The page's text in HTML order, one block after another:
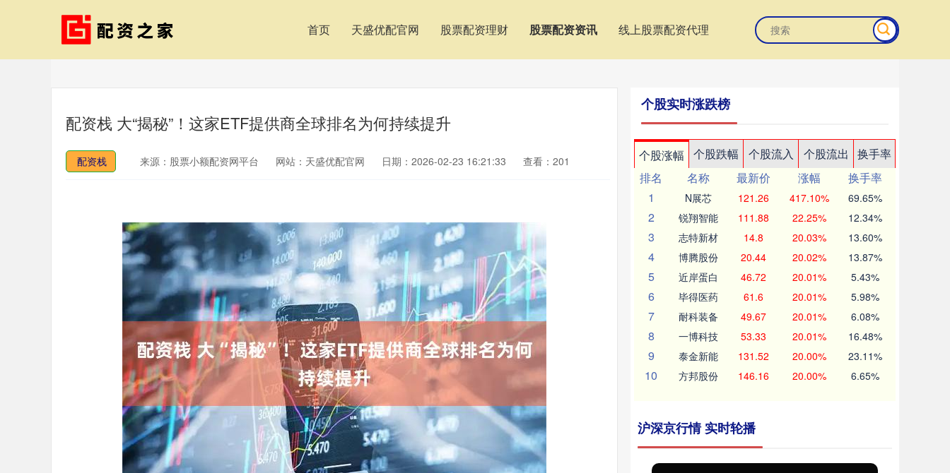
首页 天盛优配官网 股票配资理财 股票配资资讯 线上股票配资代理
配资栈 大“揭秘”！这家ETF提供商全球排名为何持续提升
配资栈 来源：股票小额配资网平台 网站：天盛优配官网 日期：2026-02-23 16:21:33 查看：201
个股实时涨跌榜
个股涨幅 个股跌幅 个股流入 个股流出
换手率
排名
名称 最新价 涨幅
换手率
1
N展芯 121.26 417.10% 69.65%
2 锐翔智能 111.88 22.25% 12.34%
3 志特新材 14.8 20.03% 13.60%
4 博腾股份 20.44 20.02% 13.87%
5 近岸蛋白 46.72 20.01% 5.43%
6 毕得医药 61.6 20.01% 5.98%
7 耐科装备 49.67 20.01% 6.08%
8 一博科技 53.33 20.01% 16.48%
9 泰金新能 131.52 20.00% 23.11%
10 方邦股份 146.16 20.00% 6.65%
沪深京行情 实时轮播